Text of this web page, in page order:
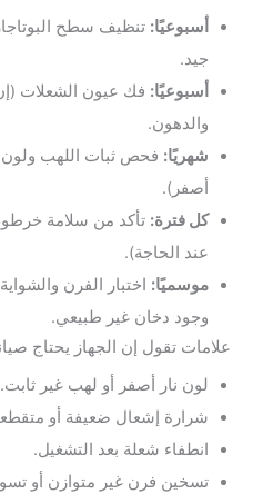
أسبوعيًا: تنظيف سطح
جيد.
أسبوعيًا: فك عيون الشعلات (إن
والدهون.
شهريًا: فحص ثبات اللهب ولون
أصفر).
كل فترة: تأكد من سلامة
عند الحاجة).
موسميًا: اختبار الفرن
وجود دخان غير طبيعي.
علامات تقول إن الجهاز يحتاج
لون نار أصفر أو لهب غير ثابت.
شرارة إشعال ضعيفة أو
انطفاء شعلة بعد التشغيل.
تسخين فرن غير متوازن أو